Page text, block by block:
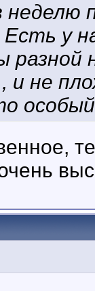
неделю
у
разной
и не